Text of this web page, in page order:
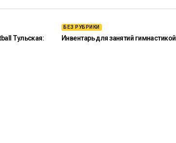
Тульская:
БЕЗ РУБРИКИ
Инвентарь для занятий гимнастикой